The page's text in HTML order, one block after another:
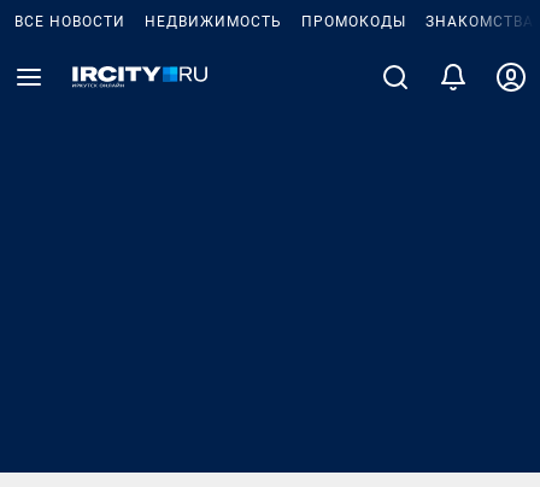
ВСЕ НОВОСТИ НЕДВИЖИМОСТЬ ПРОМОКОДЫ ЗНАКОМСТВА